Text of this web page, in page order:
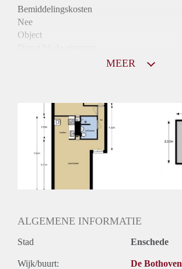
Bemiddelingskosten
Nee
Object
Huurtoeslag
Mogelijk
Inkomen eis
N.V.T.
Huurtermijn
Oplevering
MEER
ALGEMENE INFORMATIE
Stad Enschede
Wijk/buurt: De Bothoven